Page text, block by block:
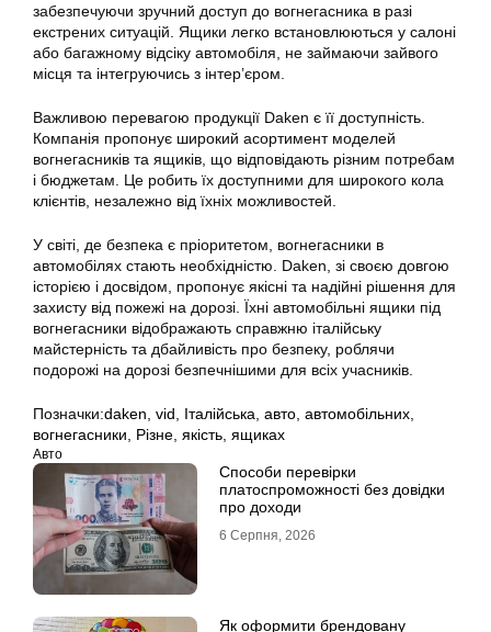
забезпечуючи зручний доступ до вогнегасника в разі
екстрених ситуацій. Ящики легко встановлюються у салоні
або багажному відсіку автомобіля, не займаючи зайвого
місця та інтегруючись з інтер’єром.
Важливою перевагою продукції Daken є її доступність.
Компанія пропонує широкий асортимент моделей
вогнегасників та ящиків, що відповідають різним потребам
і бюджетам. Це робить їх доступними для широкого кола
клієнтів, незалежно від їхніх можливостей.
У світі, де безпека є пріоритетом, вогнегасники в
автомобілях стають необхідністю. Daken, зі своєю довгою
історією і досвідом, пропонує якісні та надійні рішення для
захисту від пожежі на дорозі. Їхні автомобільні ящики під
вогнегасники відображають справжню італійську
майстерність та дбайливість про безпеку, роблячи
подорожі на дорозі безпечнішими для всіх учасників.
Позначки:daken vid Італійська авто автомобільних
вогнегасники
Різне якість ящиках
Авто
Способи перевірки
платоспроможності без довідки
про доходи
6 Серпня, 2026
Як оформити брендовану